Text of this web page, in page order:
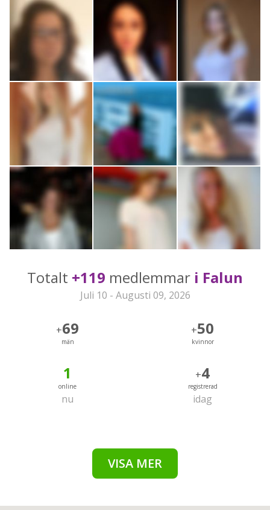
Totalt +119 medlemmar i Falun
Juli 10 - Augusti 09, 2026
+69
män
+50
kvinnor
1
online
nu
+4
registrerad
idag
VISA MER